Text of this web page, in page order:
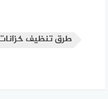
طرق تنظيف خزانات